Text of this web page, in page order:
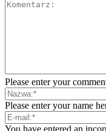
Please enter your
Please enter your name
You have entered an